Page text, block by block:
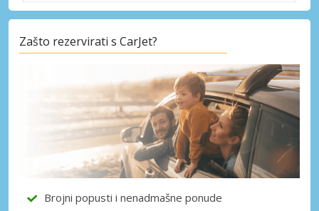
Posebni popusti
Pristupite ekskluzivnim ponudama naših
dobavljača
Prijava putem eLinka
Zašto rezervirati s CarJet?
Brojni popusti i nenadmašne ponude